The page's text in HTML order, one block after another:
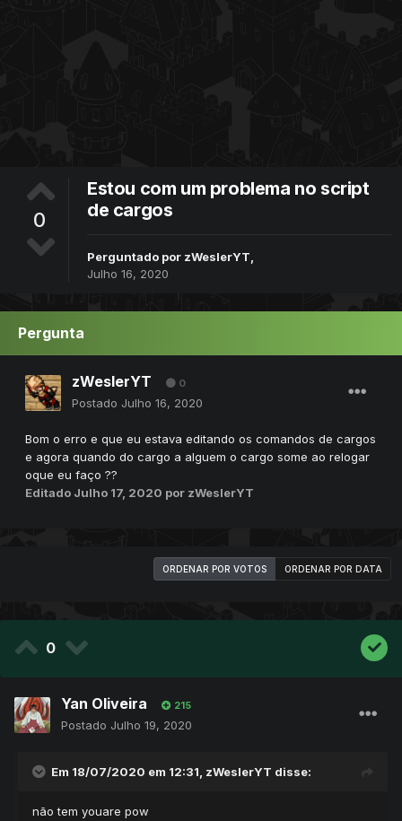
0
Estou com um problema no script
de cargos
Perguntado por zWeslerYT
Julho 16, 2020
Pergunta
zWeslerYT 0
Postado Julho 16, 2020
Bom o erro e que eu estava editando os comandos de cargos
e agora quando do cargo a alguem o cargo some ao relogar
oque eu faço ??
Editado Julho 17, 2020 por zWeslerYT
ORDENAR POR VOTOS ORDENAR POR DATA
0
Yan Oliveira 215
Postado Julho 19, 2020
Em 18/07/2020 em 12:31, zWeslerYT disse:
não tem youare pow